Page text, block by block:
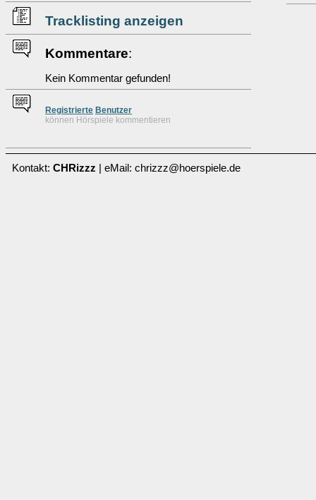
Tracklisting anzeigen
Kommentare:
Kein Kommentar gefunden!
Registrierte Benutzer
können Hörspiele kommentieren
Kontakt: CHRizzz | eMail: chrizzz@hoerspiele.de